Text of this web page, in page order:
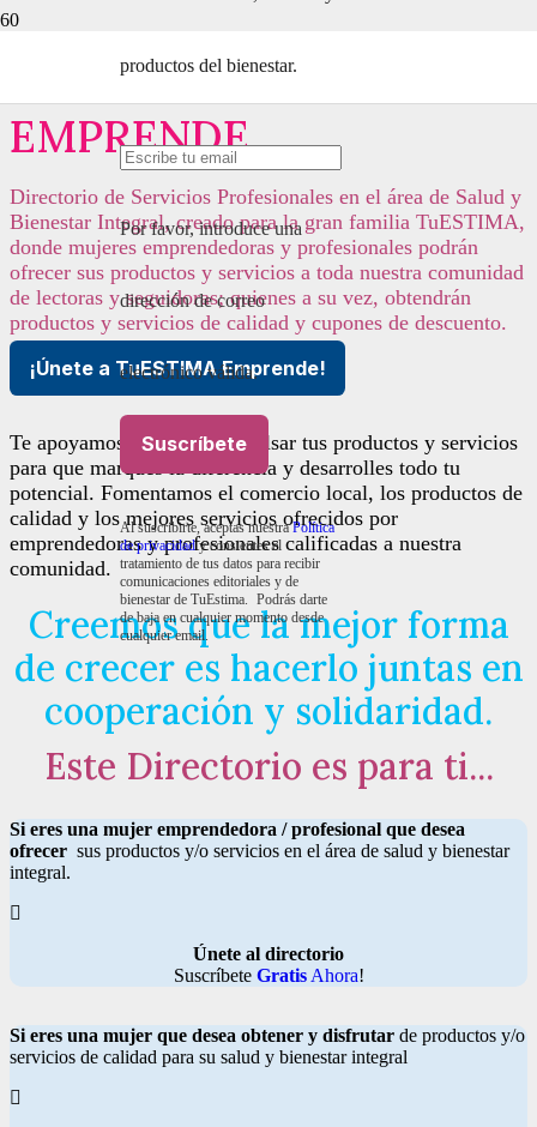
productos del bienestar.
Por favor, introduce una
dirección de correo
electrónico válida.
Suscríbete
Al suscribirte, aceptas nuestraPolítica
de privacidady consientes el
tratamiento de tus datos para recibir
comunicaciones editoriales y de
bienestar de TuEstima. Podrás darte
de baja en cualquier momento desde
cualquier email.
DIRECTORIO TuESTIMA
EMPRENDE
Directorio de Servicios Profesionales en el área de Salud y
Bienestar Integral, creado para la gran familia TuESTIMA,
donde mujeres emprendedoras y profesionales podrán
ofrecer sus productos y servicios a toda nuestra comunidad
de lectoras y seguidoras; quienes a su vez, obtendrán
productos y servicios de calidad y cupones de descuento.
¡Únete a TuESTIMA Emprende!
Te apoyamos a lanzar e impulsar tus productos y servicios
para que marques la diferencia y desarrolles todo tu
potencial. Fomentamos el comercio local, los productos de
calidad y los mejores servicios ofrecidos por
emprendedoras y profesionales calificadas a nuestra
comunidad.
Creemos que la mejor forma
de crecer es hacerlo juntas en
cooperación y solidaridad.
Este Directorio es para ti...
Si eres una mujer emprendedora / profesional que desea
ofrecer sus productos y/o servicios en el área de salud y bienestar
integral.
Únete al directorio
Suscríbete GratisAhora!
Si eres una mujer que desea obtener y disfrutar de productos y/o
servicios de calidad para su salud y bienestar integral